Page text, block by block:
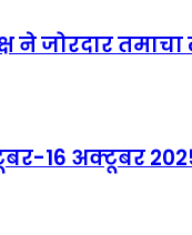
ने जोरदार
16 अक्टूबर